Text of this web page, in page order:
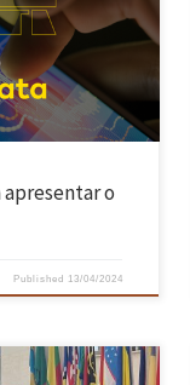
alunos de
Industrial. A
de […]
apresentar o
Published 13/04/2024